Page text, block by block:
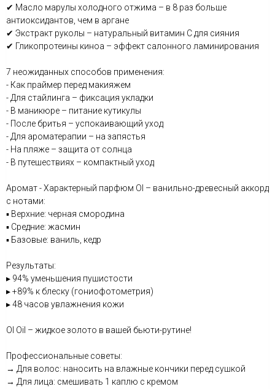
✔ Масло марулы холодного отжима – в 8 раз больше
антиоксидантов, чем в аргане
✔ Экстракт руколы – натуральный витамин С для сияния
✔ Гликопротеины киноа – эффект салонного ламинирования
7 неожиданных способов применения:
- Как праймер перед макияжем
- Для стайлинга – фиксация укладки
- В маникюре – питание кутикулы
- После бритья – успокаивающий уход
- Для ароматерапии – на запястья
- На пляже – защита от солнца
- В путешествиях – компактный уход
Аромат - Характерный парфюм OI – ванильно-древесный аккорд
с нотами:
▪️ Верхние: черная смородина
▪️ Средние: жасмин
▪️ Базовые: ваниль, кедр
Результаты:
▸ 94% уменьшения пушистости
▸ +89% к блеску (гониофотометрия)
▸ 48 часов увлажнения кожи
OI Oil – жидкое золото в вашей бьюти-рутине!
Профессиональные советы:
→ Для волос: наносить на влажные кончики перед сушкой
→ Для лица: смешивать 1 каплю с кремом